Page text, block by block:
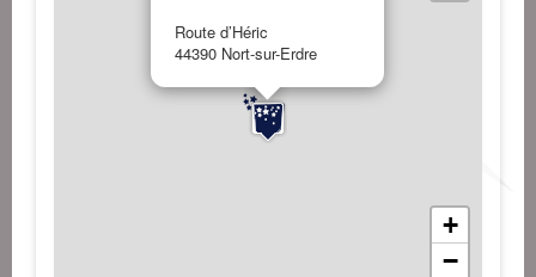
Route d’Héric
44390 Nort-sur-Erdre
+
−